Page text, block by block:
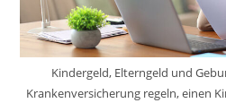
Kindergeld, Elterngeld und
Krankenversicherung regeln, einen